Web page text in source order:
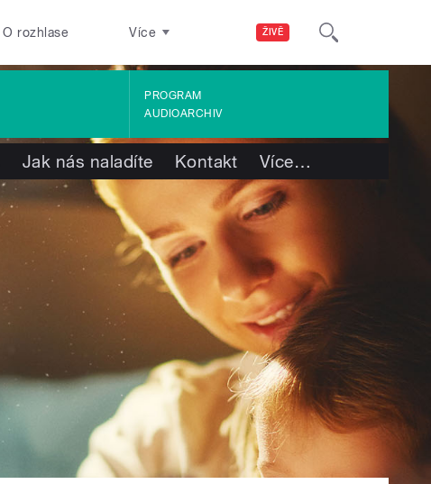
ŽIVĚ
O rozhlase Více
PROGRAM
AUDIOARCHIV
Jak nás naladíte Kontakt Více…